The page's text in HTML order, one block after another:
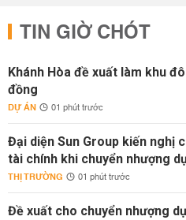
TIN GIỜ CHÓT
Khánh Hòa đề xuất làm khu
đồng
DỰ ÁN 01 phút trước
Đại diện Sun Group kiến nghị
tài chính khi chuyển nhượng
THỊ TRƯỜNG 01 phút trước
Đề xuất cho chuyển nhượng